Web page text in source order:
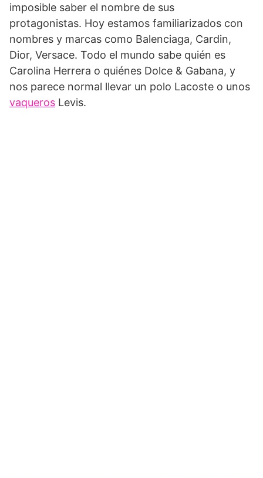
imposible saber el nombre de sus
protagonistas. Hoy estamos familiarizados con
nombres y marcas como Balenciaga, Cardin,
Dior, Versace. Todo el mundo sabe quién es
Carolina Herrera o quiénes Dolce & Gabana, y
nos parece normal llevar un polo Lacoste o unos
vaqueros Levis.